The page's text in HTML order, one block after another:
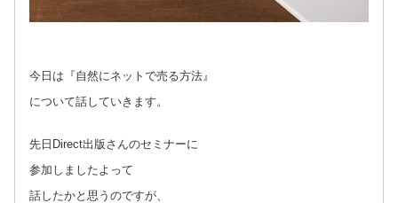
今日は『自然にネットで売る方法』
について話していきます。
先日Direct出版さんのセミナーに
参加しましたよって
話したかと思うのですが、